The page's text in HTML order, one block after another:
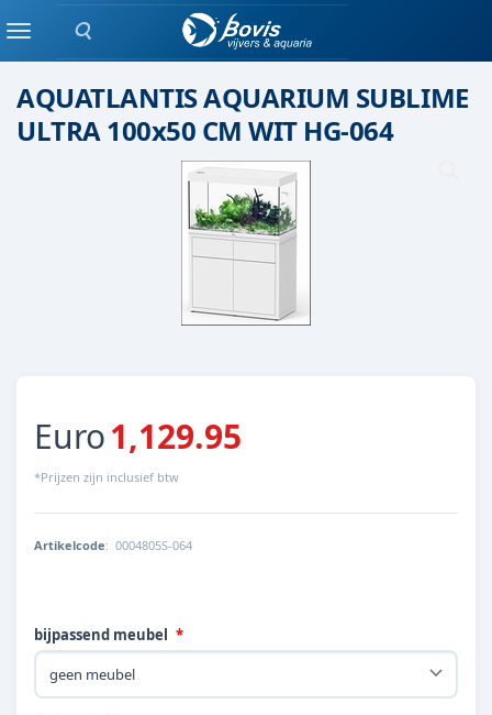
Zoeken
MenuAquatlantis
AQUATLANTIS AQUARIUM SUBLIME
ULTRA 100x50 CM WIT HG-064
Euro1,129.95
*Prijzen zijn inclusief btw
Artikelcode: 0004805S-064
bijpassend meubel